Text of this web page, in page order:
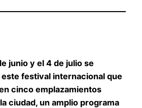
junio y el 4 de julio se
festival internacional que
cinco emplazamientos
ciudad, un amplio programa